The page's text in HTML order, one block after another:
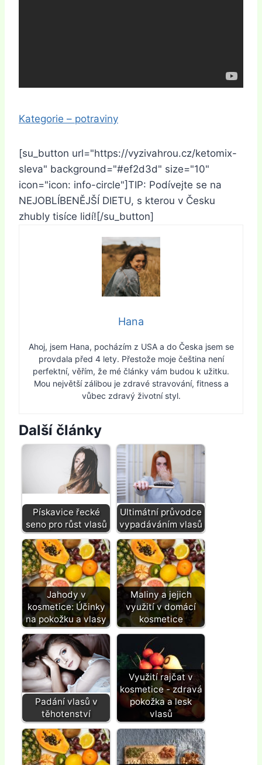
Kategorie – potraviny
[su_button url="https://vyzivahrou.cz/ketomix-
sleva" background="#ef2d3d" size="10"
icon="icon: info-circle"]TIP: Podívejte se na
NEJOBLÍBENĚJŠÍ DIETU, s kterou v Česku
zhubly tisíce lidí![/su_button]
Hana
Ahoj, jsem Hana, pocházím z USA a do Česka jsem se
provdala před 4 lety. Přestože moje čeština není
perfektní, věřím, že mé články vám budou k užitku.
Mou největší zálibou je zdravé stravování, fitness a
vůbec zdravý životní styl.
Další články
Pískavice řecké
seno pro růst vlasů
Ultimátní průvodce
vypadáváním vlasů
Jahody v
kosmetice: Účinky
na pokožku a vlasy
Maliny a jejich
využití v domácí
kosmetice
Padání vlasů v
těhotenství
Využití rajčat v
kosmetice - zdravá
pokožka a lesk
vlasů